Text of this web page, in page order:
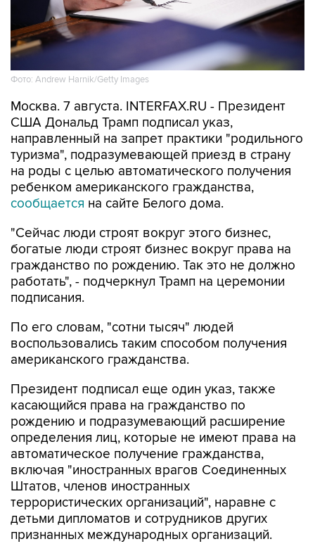
Фото: Andrew Harnik/Getty Images
Москва. 7 августа. INTERFAX.RU - Президент
направленный на запрет практики "родильного
туризма", подразумевающей приезд в страну
на роды с целью автоматического получения
ребенком американского гражданства,
сообщаетсяна сайте Белого дома.
"Сейчас люди строят вокруг этого бизнес,
гражданство по рождению. Так это не должно
работать", - подчеркнул Трамп на церемонии
подписания.
По его словам, "сотни тысяч" людей
американского гражданства.
Президент подписал еще один указ, также
рождению и подразумевающий расширение
определения лиц, которые не имеют права на
автоматическое получение гражданства,
включая "иностранных врагов Соединенных
Штатов, членов иностранных
террористических организаций", наравне с
детьми дипломатов и сотрудников других
признанных международных организаций.
Издание The Hillобращает внимание, что эти